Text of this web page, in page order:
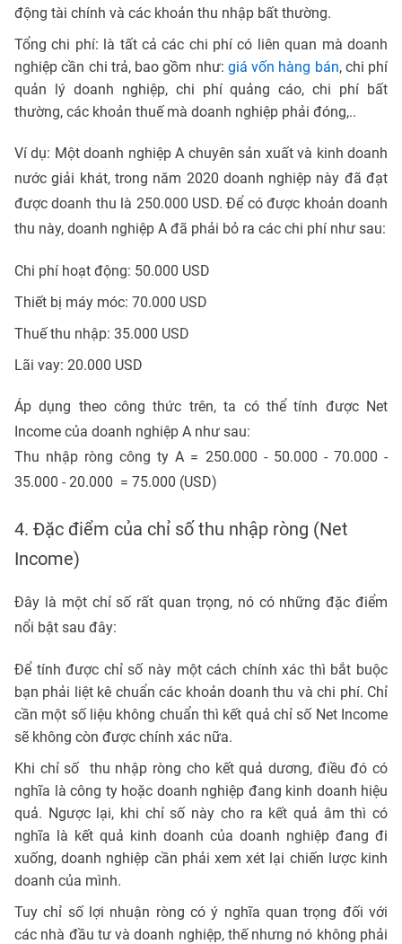
động tài chính và các khoản thu nhập bất thường.
Tổng chi phí: là tất cả các chi phí có liên quan mà doanh
nghiệp cần chi trả, bao gồm như: giá vốn hàng bán, chi phí
quản lý doanh nghiệp, chi phí quảng cáo, chi phí bất
thường, các khoản thuế mà doanh nghiệp phải đóng,..
Ví dụ: Một doanh nghiệp A chuyên sản xuất và kinh doanh
nước giải khát, trong năm 2020 doanh nghiệp này đã đạt
được doanh thu là 250.000 USD. Để có được khoản doanh
thu này, doanh nghiệp A đã phải bỏ ra các chi phí như sau:
Chi phí hoạt động: 50.000 USD
Thiết bị máy móc: 70.000 USD
Thuế thu nhập: 35.000 USD
Lãi vay: 20.000 USD
Áp dụng theo công thức trên, ta có thể tính được Net
Income của doanh nghiệp A như sau:
Thu nhập ròng công ty A = 250.000 - 50.000 - 70.000 -
35.000 - 20.000 = 75.000 (USD)
4. Đặc điểm của chỉ số thu nhập ròng (Net
Income)
Đây là một chỉ số rất quan trọng, nó có những đặc điểm
nổi bật sau đây:
Để tính được chỉ số này một cách chính xác thì bắt buộc
bạn phải liệt kê chuẩn các khoản doanh thu và chi phí. Chỉ
cần một số liệu không chuẩn thì kết quả chỉ số Net Income
sẽ không còn được chính xác nữa.
Khi chỉ số thu nhập ròng cho kết quả dương, điều đó có
nghĩa là công ty hoặc doanh nghiệp đang kinh doanh hiệu
quả. Ngược lại, khi chỉ số này cho ra kết quả âm thì có
nghĩa là kết quả kinh doanh của doanh nghiệp đang đi
xuống, doanh nghiệp cần phải xem xét lại chiến lược kinh
doanh của mình.
Tuy chỉ số lợi nhuận ròng có ý nghĩa quan trọng đối với
các nhà đầu tư và doanh nghiệp, thế nhưng nó không phải